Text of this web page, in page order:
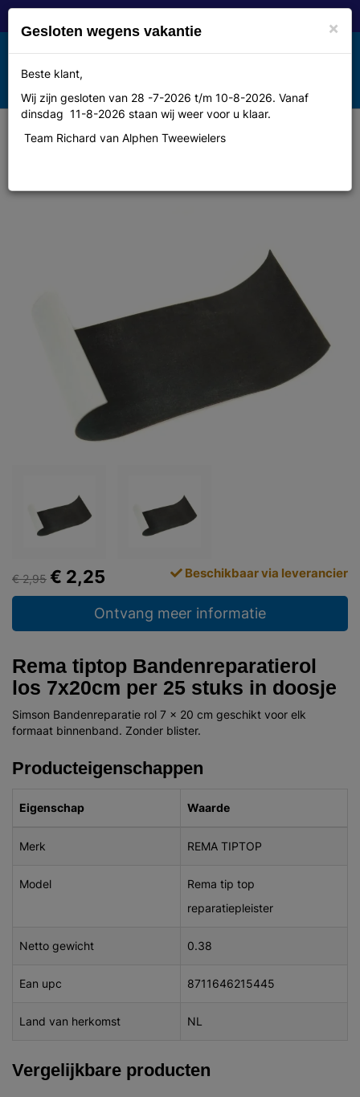
Toggle
navigation
MENU
Rema tiptop Bandenreparatierol
€ 2,95 € 2,25 Beschikbaar via leverancier
Ontvang meer informatie
Rema tiptop Bandenreparatierol
los 7x20cm per 25 stuks in doosje
Simson Bandenreparatie rol 7 x 20 cm geschikt voor elk
formaat binnenband. Zonder blister.
Producteigenschappen
Eigenschap Waarde
Merk REMA TIPTOP
Model
Rema tip top
reparatiepleister
Netto gewicht 0.38
Ean upc 8711646215445
Land van herkomst NL
Vergelijkbare producten
×
Gesloten wegens vakantie
Beste klant,
Wij zijn gesloten van 28 -7-2026 t/m 10-8-2026. Vanaf
dinsdag 11-8-2026 staan wij weer voor u klaar.
Team Richard van Alphen Tweewielers